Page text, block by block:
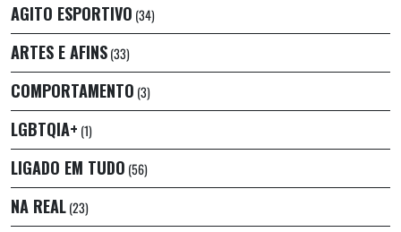
AGITO ESPORTIVO (34)
ARTES E AFINS(33)
COMPORTAMENTO (3)
LGBTQIA+ (1)
LIGADO EM TUDO (56)
NA REAL(23)